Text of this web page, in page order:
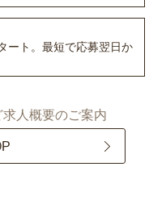
ート。最短で応募翌日か
人概要のご案内